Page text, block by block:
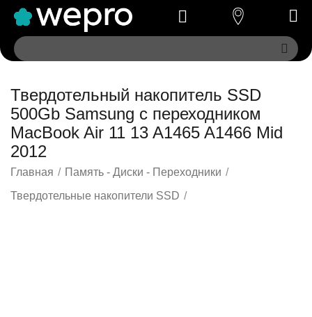
Твердотельный накопитель SSD
500Gb Samsung с переходником
MacBook Air 11 13 A1465 A1466 Mid
2012
Главная / Память - Диски - Переходники /
Твердотельные накопители SSD /